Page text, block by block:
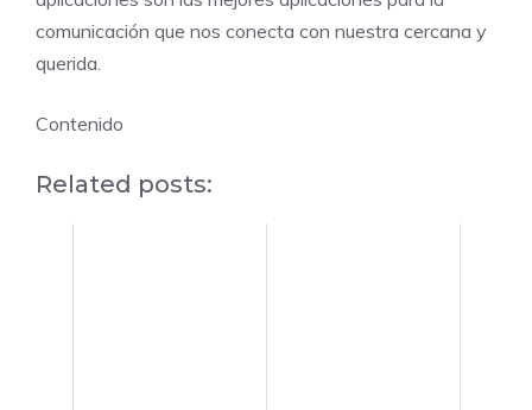
comunicación que nos conecta con nuestra cercana y
querida.
Contenido
Related posts: